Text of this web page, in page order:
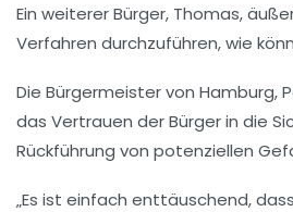
Ein weiterer Bürger, Thomas,
Verfahren durchzuführen, wie
Die Bürgermeister von
das Vertrauen der Bürger in die
Rückführung von potenziellen
„Es ist einfach enttäuschend,